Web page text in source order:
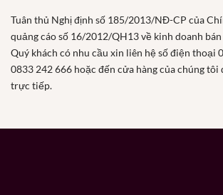
Tuân thủ Nghị định số 185/2013/NĐ-CP của
quảng cáo số 16/2012/QH13 về kinh doanh bán
Quý khách có nhu cầu xin liên hệ số điện thoại
0833 242 666 hoặc đến cửa hàng của chúng
trực tiếp.